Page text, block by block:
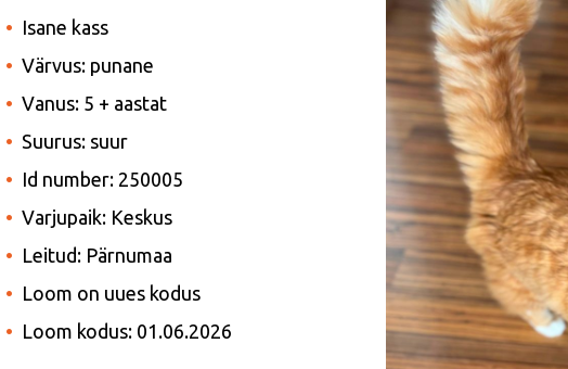
Isane kass
Värvus: punane
Vanus: 5 + aastat
Suurus: suur
Id number: 250005
Varjupaik: Keskus
Leitud: Pärnumaa
Loom on uues kodus
Loom kodus: 01.06.2026